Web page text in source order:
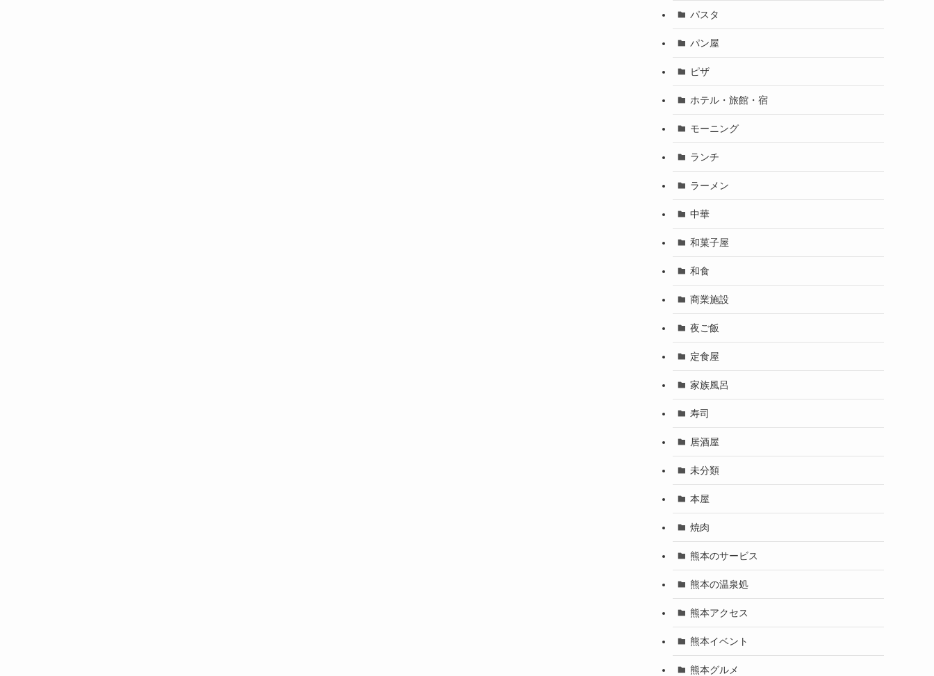
パスタ
パン屋
ピザ
ホテル・旅館・宿
モーニング
ランチ
ラーメン
中華
和菓子屋
和食
商業施設
夜ご飯
定食屋
家族風呂
寿司
居酒屋
未分類
本屋
焼肉
熊本のサービス
熊本の温泉処
熊本アクセス
熊本イベント
熊本グルメ